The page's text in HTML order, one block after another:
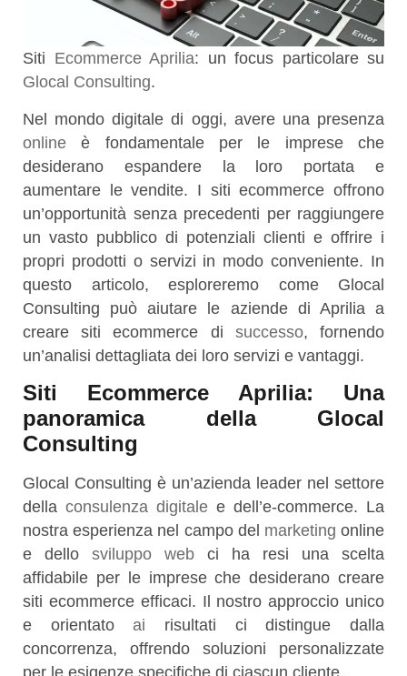
Siti Ecommerce Aprilia: un focus particolare su
Glocal Consulting.
Nel mondo digitale di oggi, avere una presenza
online è fondamentale per le imprese che
desiderano espandere la loro portata e
aumentare le vendite. I siti ecommerce offrono
un’opportunità senza precedenti per raggiungere
un vasto pubblico di potenziali clienti e offrire i
propri prodotti o servizi in modo conveniente. In
questo articolo, esploreremo come Glocal
Consulting può aiutare le aziende di Aprilia a
creare siti ecommerce di successo, fornendo
un’analisi dettagliata dei loro servizi e vantaggi.
Siti Ecommerce Aprilia: Una
panoramica della Glocal
Consulting
Glocal Consulting è un’azienda leader nel settore
della consulenza digitale e dell’e-commerce. La
nostra esperienza nel campo del marketing online
e dello sviluppo web ci ha resi una scelta
affidabile per le imprese che desiderano creare
siti ecommerce efficaci. Il nostro approccio unico
e orientatoai risultati ci distingue dalla
concorrenza, offrendo soluzioni personalizzate